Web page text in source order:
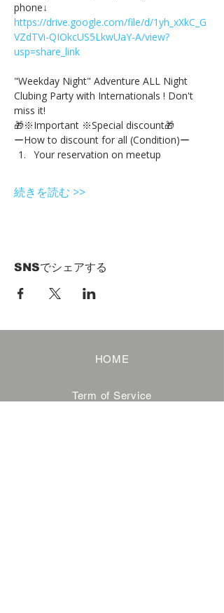
phone↓
https://drive.google.com/file/d/1yh_xXkC_G
VZdTVi-QIOkcUS5LkwUaY-A/view?
usp=share_link
"Weekday Night" Adventure ALL Night
Clubing Party with Internationals ! Don't
miss it!
🎁※Important ※Special discount🎁
ーHow to discount for all (Condition)ー
Your reservation on meetup
続きを読む >>
SNSでシェアする
HOME
Term of Service